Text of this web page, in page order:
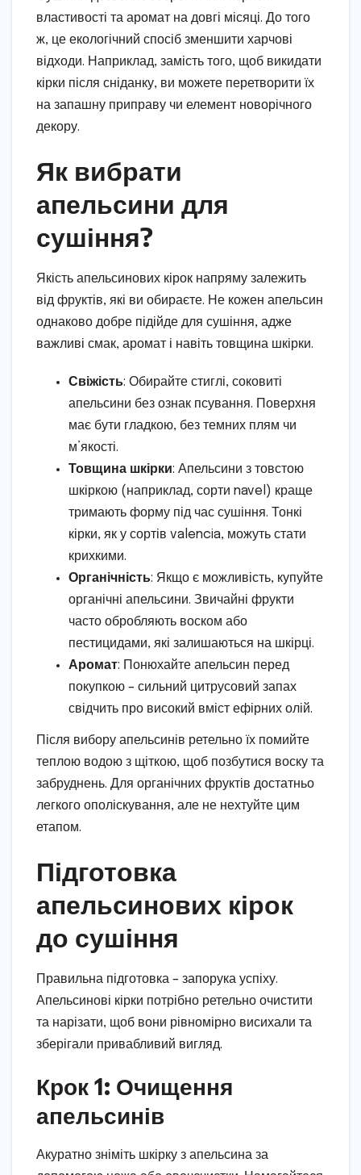
властивості та аромат на довгі місяці. До того
ж, це екологічний спосіб зменшити харчові
відходи. Наприклад, замість того, щоб викидати
кірки після сніданку, ви можете перетворити їх
на запашну приправу чи елемент новорічного
декору.
Як вибрати
апельсини для
сушіння?
Якість апельсинових кірок напряму залежить
від фруктів, які ви обираєте. Не кожен апельсин
однаково добре підійде для сушіння, адже
важливі смак, аромат і навіть товщина шкірки.
Свіжість: Обирайте стиглі, соковиті
апельсини без ознак псування. Поверхня
має бути гладкою, без темних плям чи
м’якості.
Товщина шкірки: Апельсини з товстою
шкіркою (наприклад, сорти navel) краще
тримають форму під час сушіння. Тонкі
кірки, як у сортів valencia, можуть стати
крихкими.
Органічність: Якщо є можливість, купуйте
органічні апельсини. Звичайні фрукти
часто обробляють воском або
пестицидами, які залишаються на шкірці.
Аромат: Понюхайте апельсин перед
покупкою – сильний цитрусовий запах
свідчить про високий вміст ефірних олій.
Після вибору апельсинів ретельно їх помийте
теплою водою з щіткою, щоб позбутися воску та
забруднень. Для органічних фруктів достатньо
легкого ополіскування, але не нехтуйте цим
етапом.
Підготовка
апельсинових кірок
до сушіння
Правильна підготовка – запорука успіху.
Апельсинові кірки потрібно ретельно очистити
та нарізати, щоб вони рівномірно висихали та
зберігали привабливий вигляд.
Крок 1: Очищення
апельсинів
Акуратно зніміть шкірку з апельсина за